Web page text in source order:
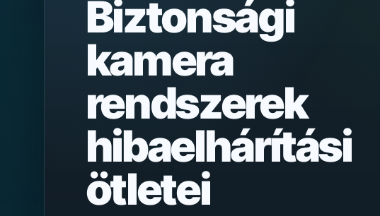
Biztonsági
kamera
rendszerek
hibaelhárítási
ötletei